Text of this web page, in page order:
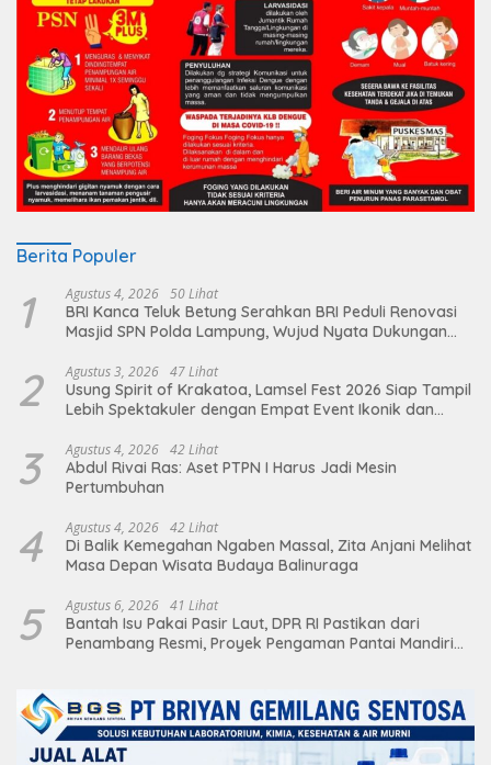
Berita Populer
1 Agustus 4, 2026 50 Lihat
BRI Kanca Teluk Betung Serahkan BRI Peduli Renovasi
Masjid SPN Polda Lampung, Wujud Nyata Dukungan
2 Agustus 3, 2026 47 Lihat
Usung Spirit of Krakatoa, Lamsel Fest 2026 Siap Tampil
Lebih Spektakuler dengan Empat Event Ikonik dan
3 Agustus 4, 2026 42 Lihat
Abdul Rivai Ras: Aset PTPN I Harus Jadi Mesin
Pertumbuhan
4 Agustus 4, 2026 42 Lihat
Di Balik Kemegahan Ngaben Massal, Zita Anjani Melihat
Masa Depan Wisata Budaya Balinuraga
5 Agustus 6, 2026 41 Lihat
Bantah Isu Pakai Pasir Laut, DPR RI Pastikan dari
Penambang Resmi, Proyek Pengaman Pantai Mandiri